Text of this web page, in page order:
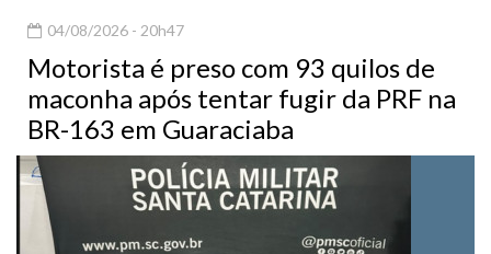
04/08/2026 - 20h47
Motorista é preso com 93 quilos de
maconha após tentar fugir da PRF na
BR-163 em Guaraciaba